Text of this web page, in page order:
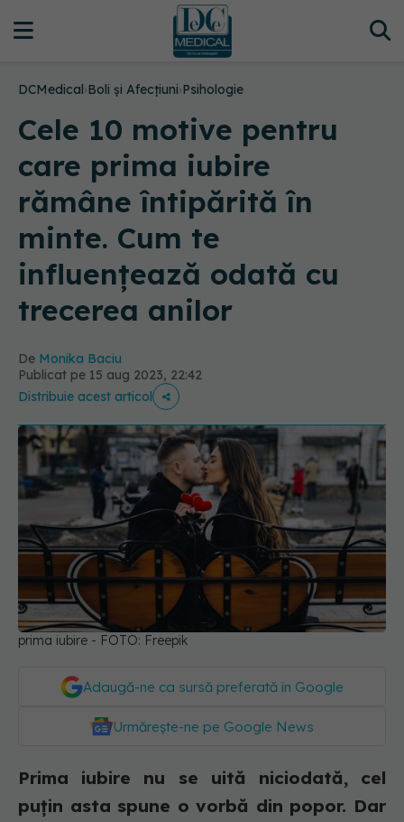
DCMedical›Boli și Afecțiuni›Psihologie
Cele 10 motive pentru
care prima iubire
rămâne întipărită în
minte. Cum te
influențează odată cu
trecerea anilor
De Monika Baciu
Publicat pe 15 aug 2023, 22:42
Distribuie acest articol
prima iubire - FOTO: Freepik
Adaugă-ne ca sursă preferată în Google
Urmărește-ne pe Google News
Prima iubire nu se uită niciodată, cel
puțin asta spune o vorbă din popor. Dar